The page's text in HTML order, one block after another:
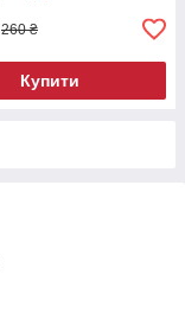
260 ₴
Купити